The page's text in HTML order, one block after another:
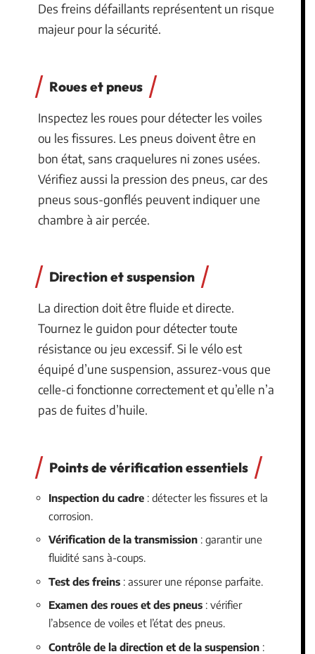
Des freins défaillants représentent un risque
majeur pour la sécurité.
Roues et pneus
Inspectez les roues pour détecter les voiles
ou les fissures. Les pneus doivent être en
bon état, sans craquelures ni zones usées.
Vérifiez aussi la pression des pneus, car des
pneus sous-gonflés peuvent indiquer une
chambre à air percée.
Direction et suspension
La direction doit être fluide et directe.
Tournez le guidon pour détecter toute
résistance ou jeu excessif. Si le vélo est
équipé d’une suspension, assurez-vous que
celle-ci fonctionne correctement et qu’elle n’a
pas de fuites d’huile.
Points de vérification essentiels
Inspection du cadre : détecter les fissures et la
corrosion.
Vérification de la transmission : garantir une
fluidité sans à-coups.
Test des freins : assurer une réponse parfaite.
Examen des roues et des pneus : vérifier
l’absence de voiles et l’état des pneus.
Contrôle de la direction et de la suspension :